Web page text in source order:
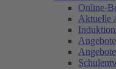
Online-
Aktuelle